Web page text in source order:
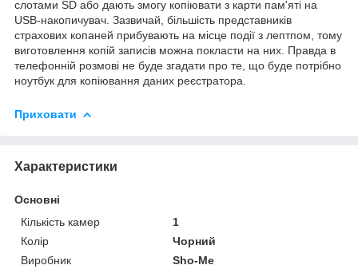
слотами SD або дають змогу копіювати з карти пам'яті на
USB-накопичувач. Зазвичай, більшість представників
страхових копаней прибувають на місце події з лептпом, тому
виготовлення копій записів можна покласти на них. Правда в
телефонній розмові не буде згадати про те, що буде потрібно
ноутбук для копіювання даних реєстратора.
Приховати
Характеристики
Основні
Кількість камер
1
Колір
Чорний
Виробник
Sho-Me